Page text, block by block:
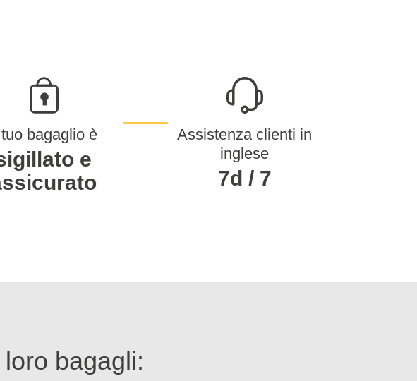
bagaglio è
e
Assistenza clienti in
inglese
7d / 7
bagagli: